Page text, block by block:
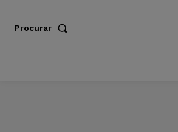
Procurar